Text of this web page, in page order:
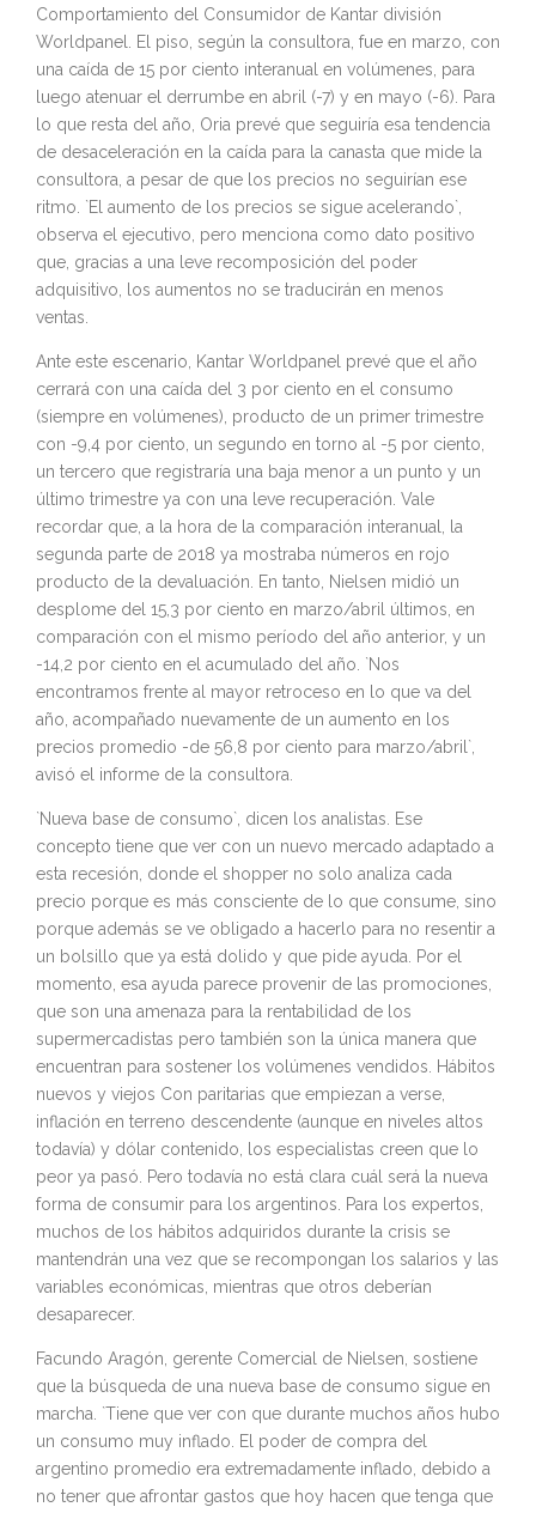
Comportamiento del Consumidor de Kantar división
Worldpanel. El piso, según la consultora, fue en marzo, con
una caída de 15 por ciento interanual en volúmenes, para
luego atenuar el derrumbe en abril (-7) y en mayo (-6). Para
lo que resta del año, Oria prevé que seguiría esa tendencia
de desaceleración en la caída para la canasta que mide la
consultora, a pesar de que los precios no seguirían ese
ritmo. `El aumento de los precios se sigue acelerando`,
observa el ejecutivo, pero menciona como dato positivo
que, gracias a una leve recomposición del poder
adquisitivo, los aumentos no se traducirán en menos
ventas.
Ante este escenario, Kantar Worldpanel prevé que el año
cerrará con una caída del 3 por ciento en el consumo
(siempre en volúmenes), producto de un primer trimestre
con -9,4 por ciento, un segundo en torno al -5 por ciento,
un tercero que registraría una baja menor a un punto y un
último trimestre ya con una leve recuperación. Vale
recordar que, a la hora de la comparación interanual, la
segunda parte de 2018 ya mostraba números en rojo
producto de la devaluación. En tanto, Nielsen midió un
desplome del 15,3 por ciento en marzo/abril últimos, en
comparación con el mismo período del año anterior, y un
-14,2 por ciento en el acumulado del año. `Nos
encontramos frente al mayor retroceso en lo que va del
año, acompañado nuevamente de un aumento en los
precios promedio -de 56,8 por ciento para marzo/abril`,
avisó el informe de la consultora.
`Nueva base de consumo`, dicen los analistas. Ese
concepto tiene que ver con un nuevo mercado adaptado a
esta recesión, donde el shopper no solo analiza cada
precio porque es más consciente de lo que consume, sino
porque además se ve obligado a hacerlo para no resentir a
un bolsillo que ya está dolido y que pide ayuda. Por el
momento, esa ayuda parece provenir de las promociones,
que son una amenaza para la rentabilidad de los
supermercadistas pero también son la única manera que
encuentran para sostener los volúmenes vendidos. Hábitos
nuevos y viejos Con paritarias que empiezan a verse,
inflación en terreno descendente (aunque en niveles altos
todavía) y dólar contenido, los especialistas creen que lo
peor ya pasó. Pero todavía no está clara cuál será la nueva
forma de consumir para los argentinos. Para los expertos,
muchos de los hábitos adquiridos durante la crisis se
mantendrán una vez que se recompongan los salarios y las
variables económicas, mientras que otros deberían
desaparecer.
Facundo Aragón, gerente Comercial de Nielsen, sostiene
que la búsqueda de una nueva base de consumo sigue en
marcha. `Tiene que ver con que durante muchos años hubo
un consumo muy inflado. El poder de compra del
argentino promedio era extremadamente inflado, debido a
no tener que afrontar gastos que hoy hacen que tenga que